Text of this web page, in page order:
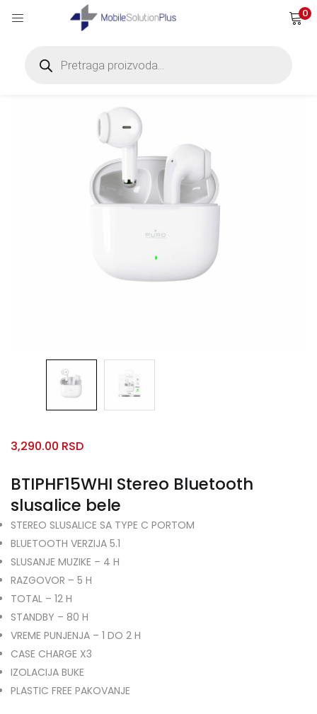
0
search
BTIPHF15WHI Stereo Bluetooth
slusalice bele
3,290.00 RSD
STEREO SLUSALICE SA TYPE C PORTOM
BLUETOOTH VERZIJA 5.1
SLUSANJE MUZIKE – 4 H
RAZGOVOR – 5 H
TOTAL – 12 H
STANDBY – 80 H
VREME PUNJENJA – 1 DO 2 H
CASE CHARGE X3
IZOLACIJA BUKE
PLASTIC FREE PAKOVANJE